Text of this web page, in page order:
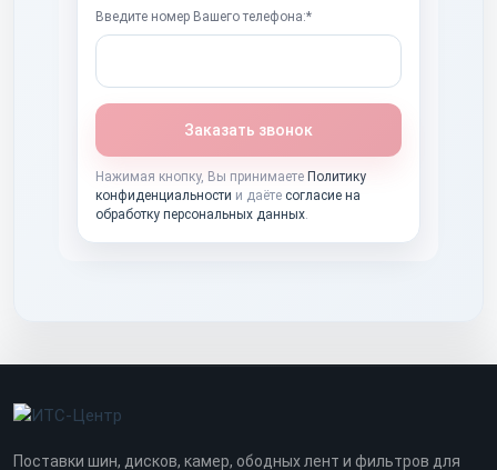
Введите номер Вашего телефона:*
Заказать звонок
Нажимая кнопку, Вы принимаете Политику
конфиденциальности и даёте согласие на
обработку персональных данных.
Поставки шин, дисков, камер, ободных лент и фильтров для